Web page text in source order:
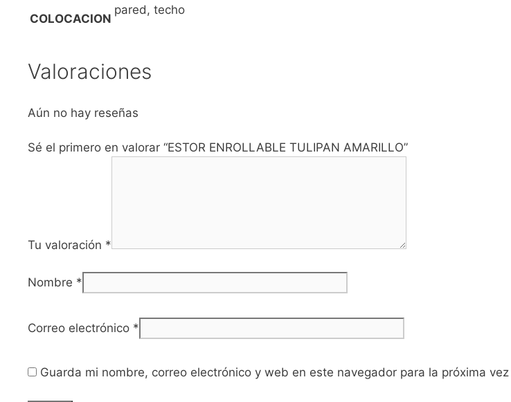
COLOCACION
pared, techo
Valoraciones
Aún no hay reseñas
Sé el primero en valorar “ESTOR ENROLLABLE TULIPAN AMARILLO”
Tu valoración *
Nombre *
Correo electrónico *
Guarda mi nombre, correo electrónico y web en este navegador para la próxima